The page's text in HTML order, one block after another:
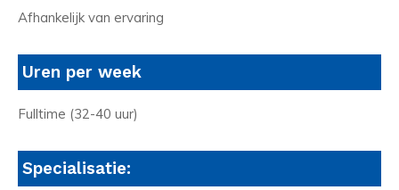
Afhankelijk van ervaring
Uren per week
Fulltime (32-40 uur)
Specialisatie: